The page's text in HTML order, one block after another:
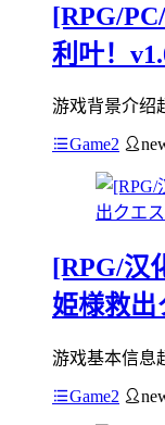
[RPG/
利叶！
游戏背景介绍
Game2
[RPG/汉
姫様救
游戏基本信息
Game2